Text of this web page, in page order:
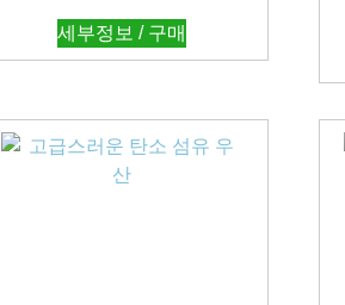
세부정보 / 구매